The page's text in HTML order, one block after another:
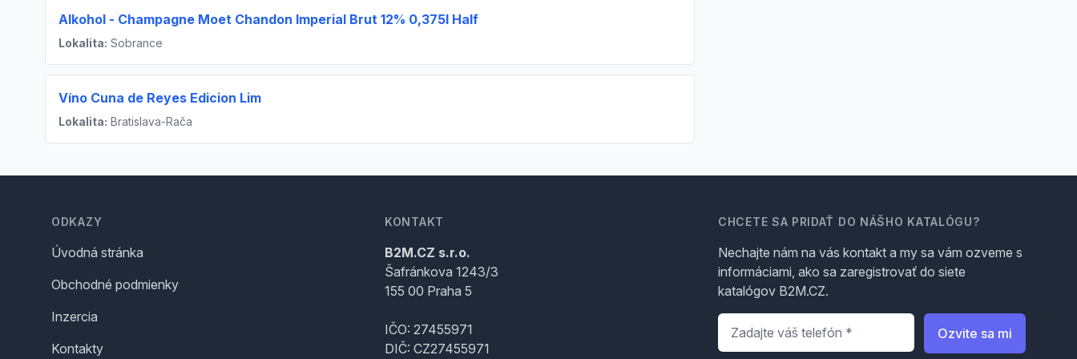
Alkohol - Champagne Moet Chandon Imperial Brut 12% 0,375l Half
Lokalita: Sobrance
Víno Cuna de Reyes Edicion Lim
Lokalita: Bratislava-Rača
ODKAZY
Úvodná stránka
Obchodné podmienky
Inzercia
Kontakty
KONTAKT
B2M.CZ s.r.o.
Šafránkova 1243/3
155 00 Praha 5
IČO: 27455971
DIČ: CZ27455971
CHCETE SA PRIDAŤ DO NÁŠHO KATALÓGU?
Nechajte nám na vás kontakt a my sa vám ozveme s
informáciami, ako sa zaregistrovať do siete
katalógov B2M.CZ.
Telefón
Ozvite sa mi